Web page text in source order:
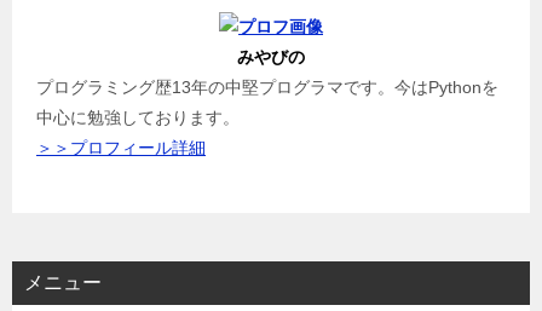
みやびの
プログラミング歴13年の中堅プログラマです。今はPythonを
中心に勉強しております。
＞＞プロフィール詳細
メニュー